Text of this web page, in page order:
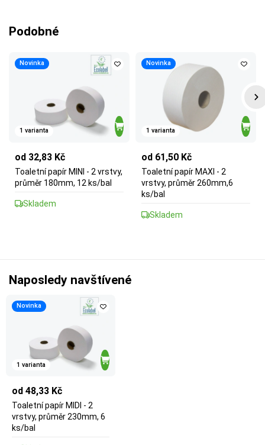
Podobné
Novinka
1 varianta
od 32,83 Kč
Toaletní papír MINI - 2 vrstvy,
průměr 180mm, 12 ks/bal
Skladem
Novinka
1 varianta
od 61,50 Kč
Toaletní papír MAXI - 2
vrstvy, průměr 260mm,6
ks/bal
Skladem
Naposledy navštívené
Novinka
1 varianta
od 48,33 Kč
Toaletní papír MIDI - 2
vrstvy, průměr 230mm, 6
ks/bal